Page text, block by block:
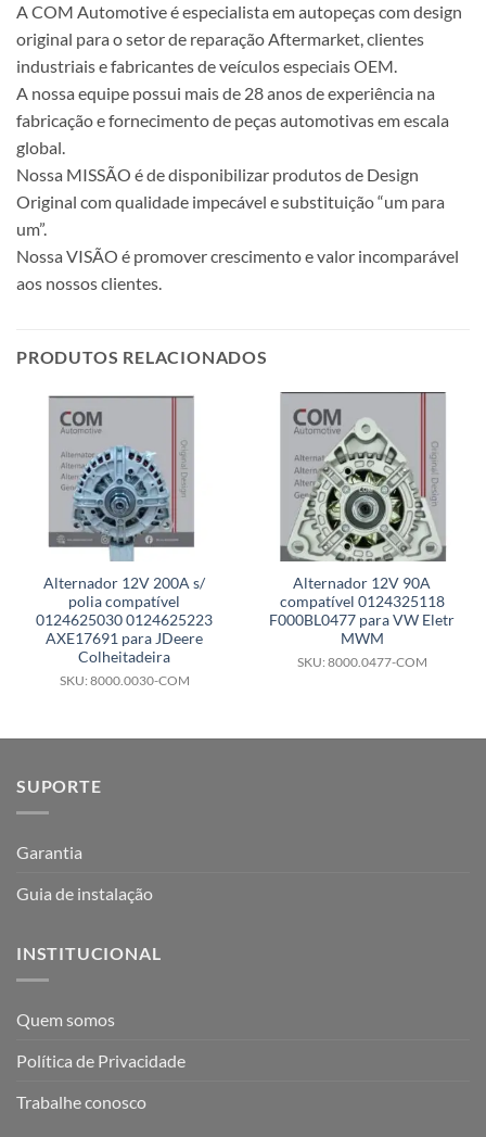
A COM Automotive é especialista em autopeças com design
original para o setor de reparação Aftermarket, clientes
industriais e fabricantes de veículos especiais OEM.
A nossa equipe possui mais de 28 anos de experiência na
fabricação e fornecimento de peças automotivas em escala
global.
Nossa MISSÃO é de disponibilizar produtos de Design
Original com qualidade impecável e substituição “um para
um”.
Nossa VISÃO é promover crescimento e valor incomparável
aos nossos clientes.
PRODUTOS RELACIONADOS
Alternador 12V 200A s/
polia compatível
0124625030 0124625223
AXE17691 para JDeere
Colheitadeira
SKU: 8000.0030-COM
Alternador 12V 90A
compatível 0124325118
F000BL0477 para VW Eletr
MWM
SKU: 8000.0477-COM
SUPORTE
Garantia
Guia de instalação
INSTITUCIONAL
Quem somos
Política de Privacidade
Trabalhe conosco